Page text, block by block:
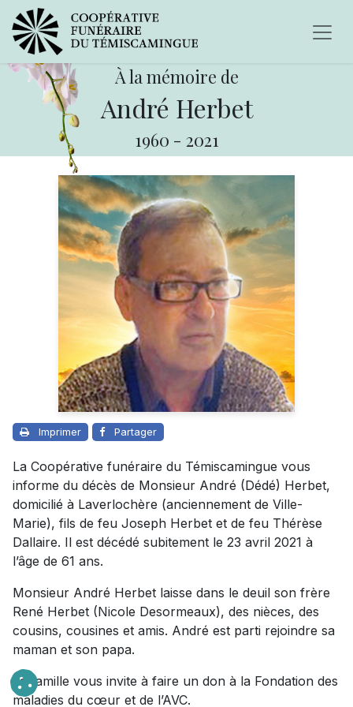
À la mémoire de
André Herbet
1960 - 2021
Imprimer Partager
La Coopérative funéraire du Témiscamingue vous
informe du décès de Monsieur André (Dédé) Herbet,
domicilié à Laverlochère (anciennement de Ville-
Marie), fils de feu Joseph Herbet et de feu Thérèse
Dallaire. Il est décédé subitement le 23 avril 2021 à
l’âge de 61 ans.
Monsieur André Herbet laisse dans le deuil son frère
René Herbet (Nicole Desormeaux), des nièces, des
cousins, cousines et amis. André est parti rejoindre sa
maman et son papa.
La famille vous invite à faire un don à la Fondation des
maladies du cœur et de l’AVC.